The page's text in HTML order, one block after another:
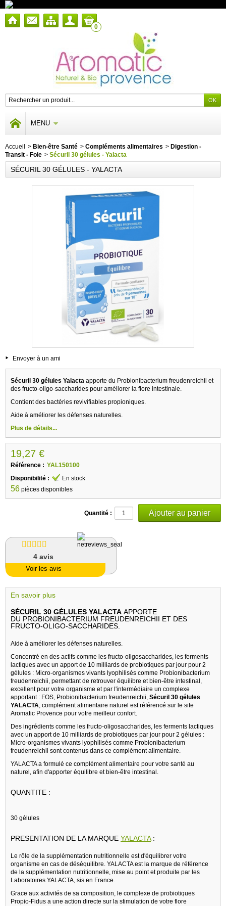
0
MENU
Accueil > Bien-être Santé > Compléments alimentaires > Digestion -
Transit - Foie > Sécuril 30 gélules - Yalacta
SÉCURIL 30 GÉLULES - YALACTA
Envoyer à un ami
Sécuril 30 gélules Yalacta apporte du Probionibacterium freudenreichii et
des fructo-oligo-saccharides pour améliorer la flore intestinale.
Contient des bactéries revivifiables propioniques.
Aide à améliorer les défenses naturelles.
Plus de détails...
19,27 €
Référence : YAL150100
Disponibilité :
En stock
56 pièces disponibles
Quantité :
4 avis
Voir les avis
En savoir plus
SÉCURIL 30 GÉLULES YALACTA APPORTE
DU PROBIONIBACTERIUM FREUDENREICHII ET DES
FRUCTO-OLIGO-SACCHARIDES.
Aide à améliorer les défenses naturelles.
Concentré en des actifs comme les fructo-oligosaccharides, les ferments
lactiques avec un apport de 10 milliards de probiotiques par jour pour 2
gélules : Micro-organismes vivants lyophilisés comme Probionibacterium
freudenreichii, permettant de retrouver équilibre et bien-être intestinal,
excellent pour votre organisme et par l'intermédiaire un complexe
apportant : FOS, Probionibacterium freudenreichii, Sécuril 30 gélules
YALACTA, complément alimentaire naturel est référencé sur le site
Aromatic Provence pour votre meilleur confort.
Des ingrédients comme les fructo-oligosaccharides, les ferments lactiques
avec un apport de 10 milliards de probiotiques par jour pour 2 gélules :
Micro-organismes vivants lyophilisés comme Probionibacterium
freudenreichii sont contenus dans ce complément alimentaire.
YALACTA a formulé ce complément alimentaire pour votre santé au
naturel, afin d'apporter équilibre et bien-être intestinal.
QUANTITE :
30 gélules
PRESENTATION DE LA MARQUE YALACTA:
Le rôle de la supplémentation nutritionnelle est d'équilibrer votre
organisme en cas de déséquilibre. YALACTA est la marque de référence
de la supplémentation nutritionnelle, mise au point et produite par les
Laboratoires YALACTA, sis en France.
Grace aux activités de sa composition, le complexe de probiotiques
Propio-Fidus a une action directe sur la stimulation de votre flore